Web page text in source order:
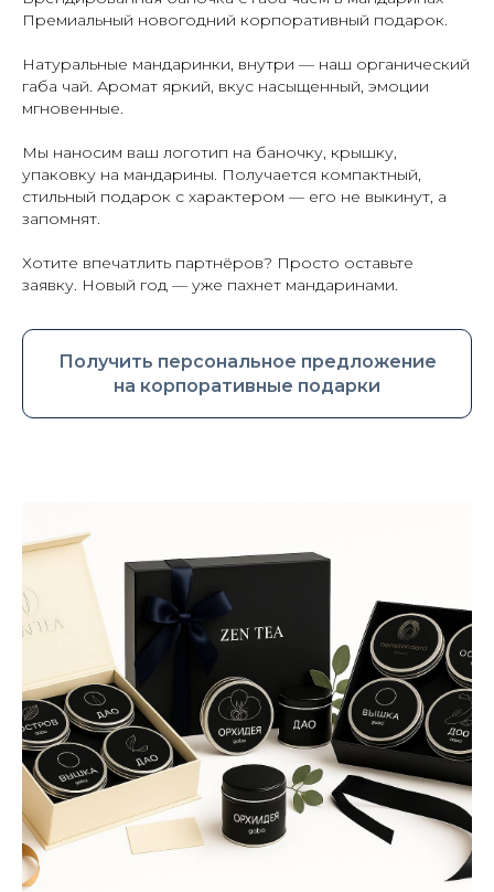
Премиальный новогодний корпоративный подарок.
Натуральные мандаринки, внутри — наш органический
габа чай. Аромат яркий, вкус насыщенный, эмоции
мгновенные.
Мы наносим ваш логотип на баночку, крышку,
упаковку на мандарины. Получается компактный,
стильный подарок с характером — его не выкинут, а
запомнят.
Хотите впечатлить партнёров? Просто оставьте
заявку. Новый год — уже пахнет мандаринами.
Получить персональное предложение
на корпоративные подарки